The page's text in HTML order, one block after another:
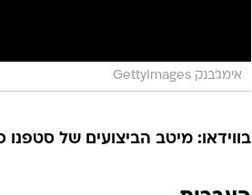
אימג'בנק GettyImages
בווידאו: מיטב הביצועים של סטפנו